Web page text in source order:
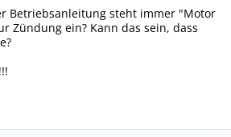
Betriebsanleitung steht immer "Motor
Zündung ein? Kann das sein, dass